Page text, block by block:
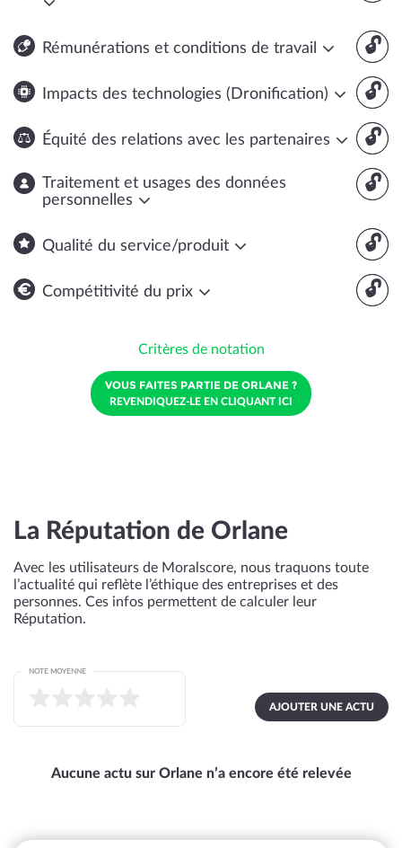
🔓
Rémunérations et conditions de travail
🔓
Impacts des technologies (Dronification)
🔓
Équité des relations avec les partenaires
🔓
Traitement et usages des données
personnelles
🔓
Qualité du service/produit
🔓
Compétitivité du prix
Critères de notation
VOUS FAITES PARTIE DE ORLANE ?
REVENDIQUEZ-LE EN CLIQUANT ICI
La Réputation de Orlane
Avec les utilisateurs de Moralscore, nous traquons toute
l’actualité qui reflète l’éthique des entreprises et des
personnes. Ces infos permettent de calculer leur
Réputation.
AJOUTER UNE ACTU
NOTE MOYENNE
Aucune actu sur Orlane n’a encore été relevée